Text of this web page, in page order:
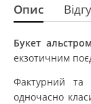
Опис
Букет
екзотичним
Фактурний та
одночасно